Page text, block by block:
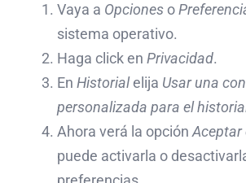
Vaya a Opciones o
sistema operativo.
Haga click en Privacidad.
En Historialelija Usar una
personalizada para el
Ahora verá la opción Aceptar
puede activarla o